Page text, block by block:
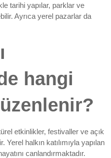
tarihi yapılar, parklar ve
Ayrıca yerel pazarlar da
hangi
etkinlikler, festivaller ve açık
halkın katılımıyla yapılan
canlandırmaktadır.